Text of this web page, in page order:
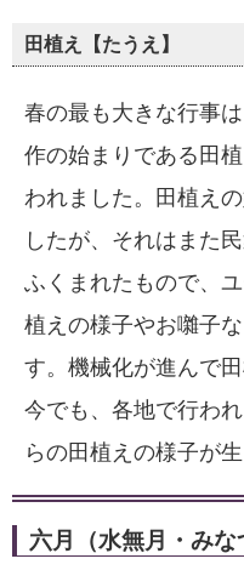
田植え【たうえ】
春の最も大きな行事
作の始まりである田
われました。田植え
したが、それはまた
ふくまれたもので、
植えの様子やお囃子
す。機械化が進んで
今でも、各地で行わ
らの田植えの様子が
六月（水無月・みな